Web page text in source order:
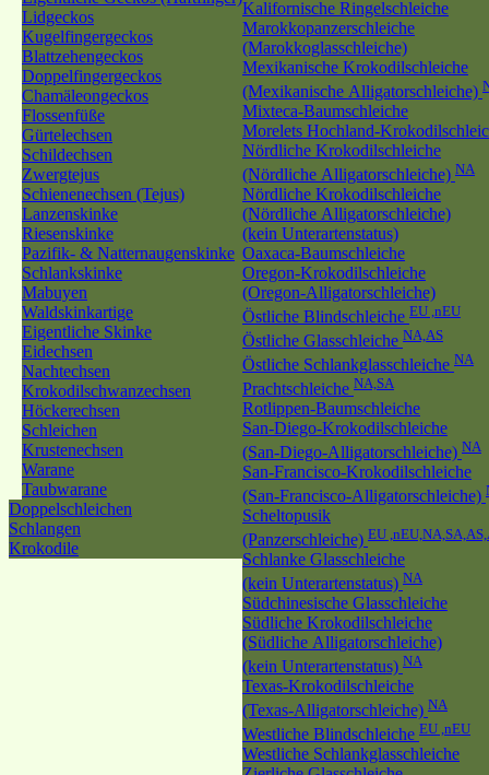
Lidgeckos
Kugelfingergeckos
Blattzehengeckos
Doppelfingergeckos
Chamäleongeckos
Flossenfüße
Gürtelechsen
Schildechsen
Zwergtejus
Schienenechsen (Tejus)
Lanzenskinke
Riesenskinke
Pazifik- & Natternaugenskinke
Schlankskinke
Mabuyen
Waldskinkartige
Eigentliche Skinke
Eidechsen
Nachtechsen
Krokodilschwanzechsen
Höckerechsen
Schleichen
Krustenechsen
Warane
Taubwarane
Doppelschleichen
Schlangen
Krokodile
Kalifornische Ringelschleiche
Marokkopanzerschleiche
(Marokkoglasschleiche)
Mexikanische Krokodilschleiche
(Mexikanische Alligatorschleiche)
Mixteca-Baumschleiche
Morelets Hochland-
Nördliche Krokodilschleiche
(Nördliche Alligatorschleiche) NA
Nördliche Krokodilschleiche
(Nördliche Alligatorschleiche)
(kein Unterartenstatus)
Oaxaca-Baumschleiche
Oregon-Krokodilschleiche
(Oregon-Alligatorschleiche)
Östliche Blindschleiche EU ,nEU
Östliche Glasschleiche NA,AS
Östliche Schlankglasschleiche NA
Prachtschleiche NA,SA
Rotlippen-Baumschleiche
San-Diego-Krokodilschleiche
(San-Diego-Alligatorschleiche) NA
San-Francisco-Krokodilschleiche
(San-Francisco-Alligatorschleiche)
Scheltopusik
(Panzerschleiche) EU
Schlanke Glasschleiche
(kein Unterartenstatus) NA
Südchinesische Glasschleiche
Südliche Krokodilschleiche
(Südliche Alligatorschleiche)
(kein Unterartenstatus) NA
Texas-Krokodilschleiche
(Texas-Alligatorschleiche) NA
Westliche Blindschleiche EU ,nEU
Westliche Schlankglasschleiche